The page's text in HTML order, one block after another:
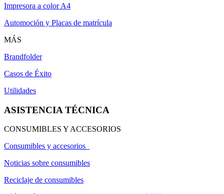
Impresora a color A4
Automoción y Placas de matrícula
MÁS
Brandfolder
Casos de Éxito
Utilidades
ASISTENCIA TÉCNICA
CONSUMIBLES Y ACCESORIOS
Consumibles y accesorios
Noticias sobre consumibles
Reciclaje de consumibles